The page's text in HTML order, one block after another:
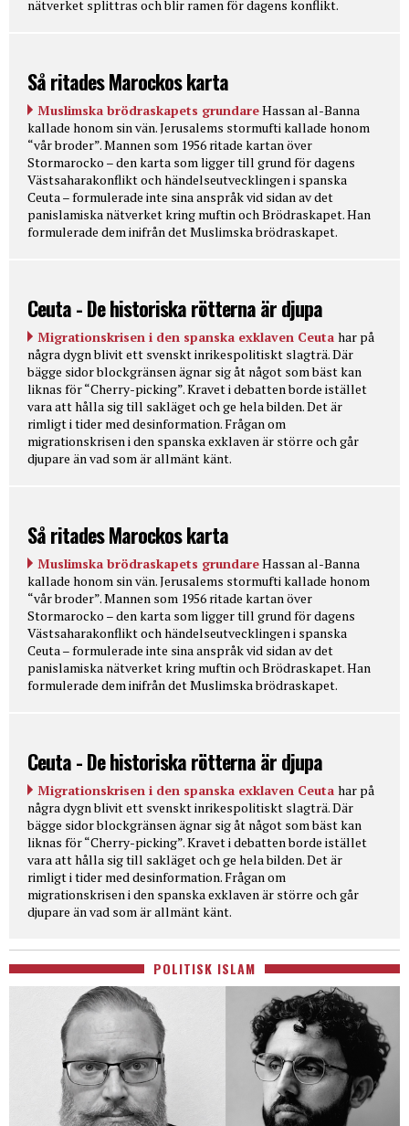
nätverket splittras och blir ramen för dagens konflikt.
Så ritades Marockos karta
Muslimska brödraskapets grundareHassan al-Banna
kallade honom sin vän. Jerusalems stormufti kallade honom
“vår broder”. Mannen som 1956 ritade kartan över
Stormarocko – den karta som ligger till grund för dagens
Västsaharakonflikt och händelseutvecklingen i spanska
Ceuta – formulerade inte sina anspråk vid sidan av det
panislamiska nätverket kring muftin och Brödraskapet. Han
formulerade dem inifrån det Muslimska brödraskapet.
Ceuta - De historiska rötterna är djupa
Migrationskrisen i den spanska exklaven Ceuta har på
några dygn blivit ett svenskt inrikespolitiskt slagträ. Där
bägge sidor blockgränsen ägnar sig åt något som bäst kan
liknas för “Cherry-picking”. Kravet i debatten borde istället
vara att hålla sig till sakläget och ge hela bilden. Det är
rimligt i tider med desinformation. Frågan om
migrationskrisen i den spanska exklaven är större och går
djupare än vad som är allmänt känt.
Så ritades Marockos karta
Muslimska brödraskapets grundareHassan al-Banna
kallade honom sin vän. Jerusalems stormufti kallade honom
“vår broder”. Mannen som 1956 ritade kartan över
Stormarocko – den karta som ligger till grund för dagens
Västsaharakonflikt och händelseutvecklingen i spanska
Ceuta – formulerade inte sina anspråk vid sidan av det
panislamiska nätverket kring muftin och Brödraskapet. Han
formulerade dem inifrån det Muslimska brödraskapet.
Ceuta - De historiska rötterna är djupa
Migrationskrisen i den spanska exklaven Ceuta har på
några dygn blivit ett svenskt inrikespolitiskt slagträ. Där
bägge sidor blockgränsen ägnar sig åt något som bäst kan
liknas för “Cherry-picking”. Kravet i debatten borde istället
vara att hålla sig till sakläget och ge hela bilden. Det är
rimligt i tider med desinformation. Frågan om
migrationskrisen i den spanska exklaven är större och går
djupare än vad som är allmänt känt.
POLITISK ISLAM